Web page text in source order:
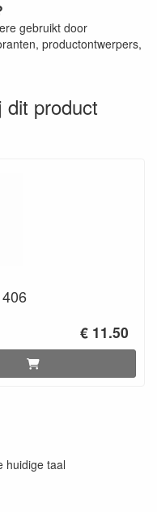
gebruikt door
productontwerpers,
dit product
€ 11.50
huidige taal